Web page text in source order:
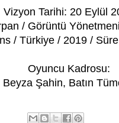
Vizyon Tarihi: 20 Eylül
/ Görüntü
/ Türkiye / 2019 /
Oyuncu Kadrosu:
Şahin, Batın